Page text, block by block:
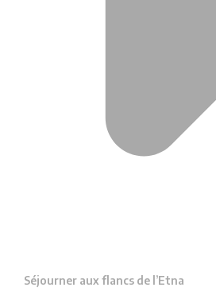
Séjourner aux flancs de l’Etna